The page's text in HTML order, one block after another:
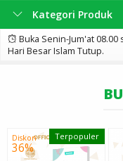
Kategori Produk
Buka Senin-Jum'at
Hari Besar Islam Tutup.
Terpopuler
Diskon
36%